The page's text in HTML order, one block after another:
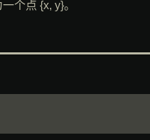
个点 {x, y}。